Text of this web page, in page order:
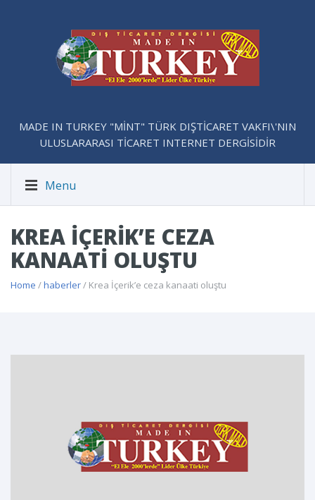
MADE IN TURKEY "MİNT" TÜRK DIŞTİCARET VAKFI\'NIN
ULUSLARARASI TİCARET INTERNET DERGİSİDİR
Menu
KREA İÇERIK’E CEZA
KANAATI OLUŞTU
Home /haberler/ Krea İçerik’e ceza kanaati oluştu